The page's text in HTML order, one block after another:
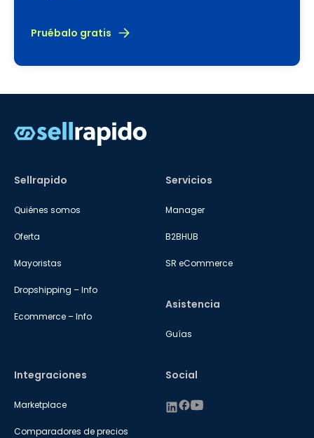
Pruébalo gratis
Sellrapido
Quiénes somos
Oferta
Mayoristas
Dropshipping – Info
Ecommerce – Info
Servicios
Manager
B2BHUB
SR eCommerce
Integraciones
Marketplace
Comparadores de precios
Asistencia
Guías
Social